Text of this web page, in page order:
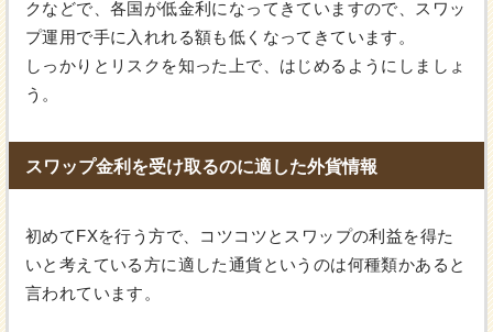
クなどで、各国が低金利になってきていますので、スワッ
プ運用で手に入れれる額も低くなってきています。
しっかりとリスクを知った上で、はじめるようにしましょ
う。
スワップ金利を受け取るのに適した外貨情報
初めてFXを行う方で、コツコツとスワップの利益を得た
いと考えている方に適した通貨というのは何種類かあると
言われています。